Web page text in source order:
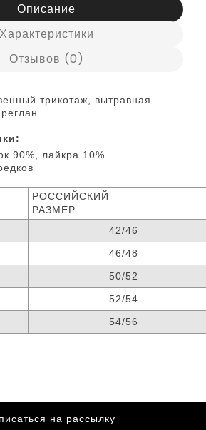
Описание
Характеристики
Отзывов (0)
трикотаж, вытравная
90%, лайкра 10%
РОССИЙСКИЙ
РАЗМЕР
42/46
46/48
50/52
52/54
54/56
на рассылку